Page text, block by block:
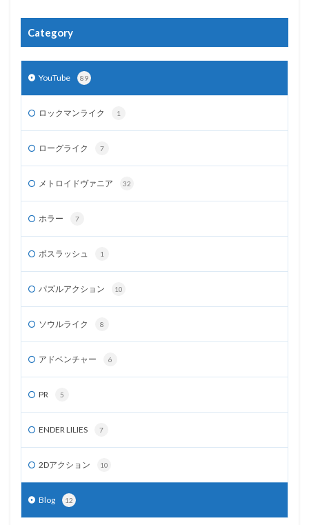
Category
YouTube 89
ロックマンライク 1
ローグライク 7
メトロイドヴァニア 32
ホラー 7
ボスラッシュ 1
パズルアクション 10
ソウルライク 8
アドベンチャー 6
PR 5
ENDER LILIES 7
2Dアクション 10
Blog 12